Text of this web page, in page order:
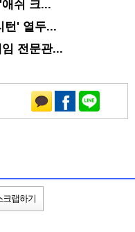
쉬 크...
턴' 열두...
전문관...
크랩하기